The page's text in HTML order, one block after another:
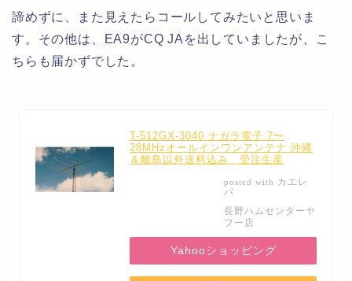
諦めずに、また見えたらコールしてみたいと思いま
す。その他は、EA9がCQ JAを出していましたが、こ
ちらも届かずでした。
T-512GX-3040 ナガラ電子 7〜
28MHzオールインワンアンテナ 沖縄
＆離島以外送料込み 受注生産
posted with カエレ
バ
長野ハムセンターヤ
フー店
Yahooショッピング